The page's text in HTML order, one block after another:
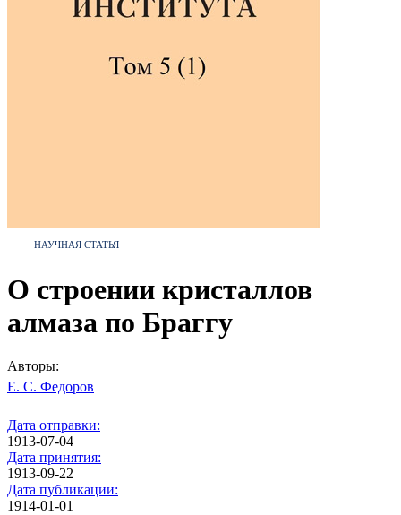
НАУЧНАЯ СТАТЬЯ
О строении кристаллов
алмаза по Браггу
Авторы:
Е. С. Федоров
Дата отправки:
1913-07-04
Дата принятия:
1913-09-22
Дата публикации:
1914-01-01